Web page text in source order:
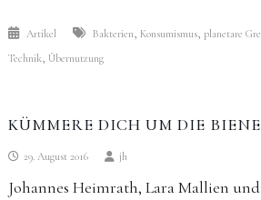
Artikel Bakterien, Konsumismus, planetare
Technik, Übernutzung
KÜMMERE DICH UM DIE
29. August 2016 jh
Johannes Heimrath, Lara Mallien